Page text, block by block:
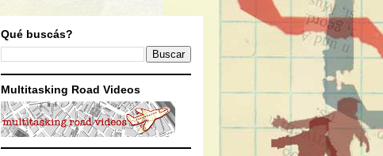
Qué buscás?
Multitasking Road Videos